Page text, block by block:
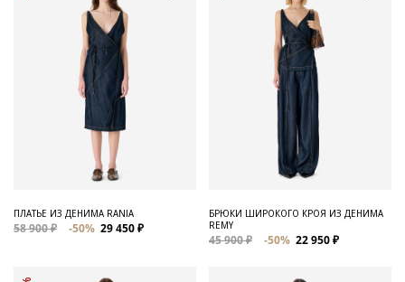
ПЛАТЬЕ ИЗ ДЕНИМА RANIA
58 900 ₽ -50% 29 450 ₽
БРЮКИ ШИРОКОГО КРОЯ ИЗ ДЕНИМА
REMY
45 900 ₽ -50% 22 950 ₽